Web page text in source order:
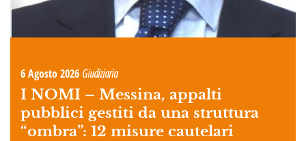
6 Agosto 2026 Giudiziaria
I NOMI – Messina, appalti
pubblici gestiti da una struttura
“ombra”: 12 misure cautelari